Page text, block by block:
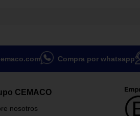
Compra por whatsapp
CEMACO
nosotros